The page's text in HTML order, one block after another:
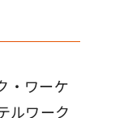
・ワーケ
ルワーク